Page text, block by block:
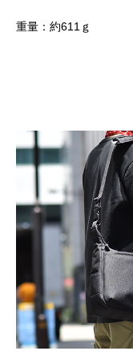
重量：約611ｇ